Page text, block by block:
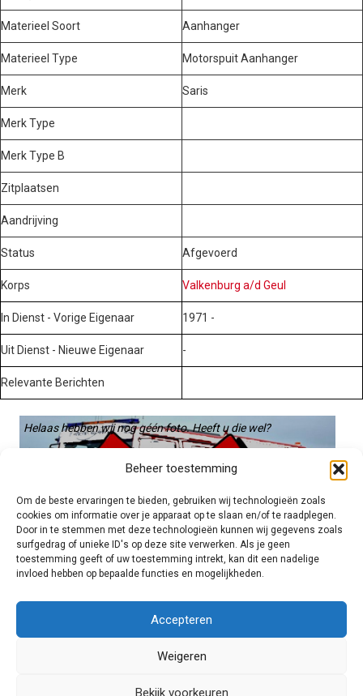
Beheer toestemming
Om de beste ervaringen te bieden, gebruiken wij technologieën zoals
cookies om informatie over je apparaat op te slaan en/of te raadplegen.
Door in te stemmen met deze technologieën kunnen wij gegevens zoals
surfgedrag of unieke ID's op deze site verwerken. Als je geen
toestemming geeft of uw toestemming intrekt, kan dit een nadelige
invloed hebben op bepaalde functies en mogelijkheden.
Accepteren
Weigeren
Bekijk voorkeuren
Materieel Soort Aanhanger
Materieel Type Motorspuit Aanhanger
Merk Saris
Merk Type
Merk Type B
Zitplaatsen
Aandrijving
Status Afgevoerd
Korps Valkenburg a/d Geul
In Dienst - Vorige Eigenaar 1971 -
Uit Dienst - Nieuwe Eigenaar -
Relevante Berichten
Helaas hebben wij nog géén foto. Heeft u die wel?
Graag gebruiken we die. Stuur hem op naar:
voertuigen@hulpverleningsdiensten.nl